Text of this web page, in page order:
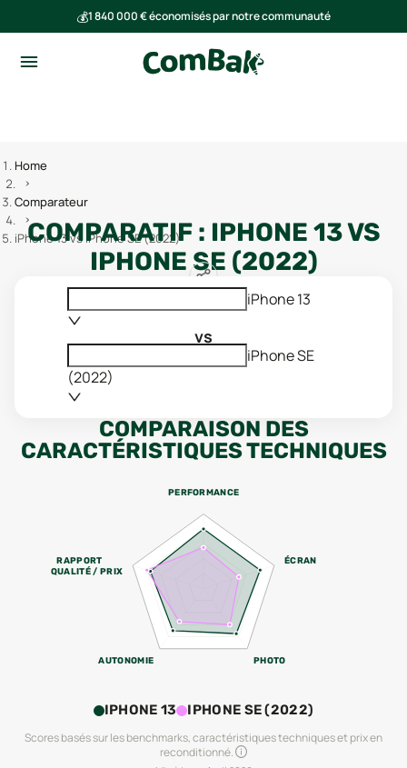
💰1 840 000 € économisés par notre communauté
Home
Comparateur
iPhone 13 vs iPhone SE (2022)
COMPARATIF : IPHONE 13VS
IPHONE SE (2022)
iPhone 13
vs
iPhone SE
(2022)
COMPARAISON DES
CARACTÉRISTIQUES TECHNIQUES
PERFORMANCE
ÉCRAN
PHOTO
AUTONOMIE
RAPPORT
QUALITÉ / PRIX
IPHONE 13 IPHONE SE (2022)
Scores basés sur les benchmarks, caractéristiques techniques et prix en
reconditionné.